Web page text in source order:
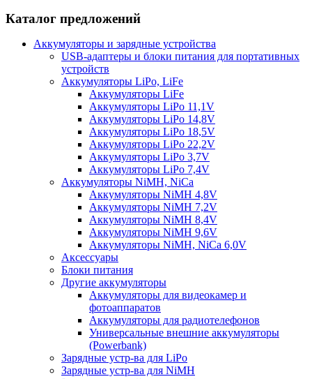
Каталог предложений
Аккумуляторы и зарядные устройства
USB-адаптеры и блоки питания для портативных
устройств
Аккумуляторы LiPo, LiFe
Аккумуляторы LiFe
Аккумуляторы LiPo 11,1V
Аккумуляторы LiPo 14,8V
Аккумуляторы LiPo 18,5V
Аккумуляторы LiPo 22,2V
Аккумуляторы LiPo 3,7V
Аккумуляторы LiPo 7,4V
Аккумуляторы NiMH, NiCa
Аккумуляторы NiMH 4,8V
Аккумуляторы NiMH 7,2V
Аккумуляторы NiMH 8,4V
Аккумуляторы NiMH 9,6V
Аккумуляторы NiMH, NiCa 6,0V
Аксессуары
Блоки питания
Другие аккумуляторы
Аккумуляторы для видеокамер и
фотоаппаратов
Аккумуляторы для радиотелефонов
Универсальные внешние аккумуляторы
(Powerbank)
Зарядные устр-ва для LiPo
Зарядные устр-ва для NiMH